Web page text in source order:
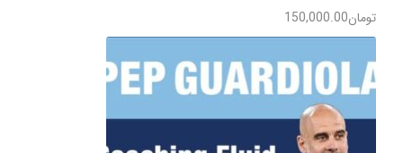
تومان150,000.00